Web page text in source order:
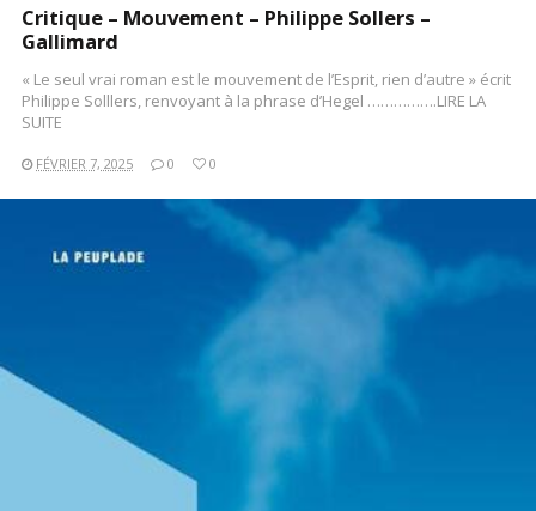
Critique – Mouvement – Philippe Sollers –
Gallimard
« Le seul vrai roman est le mouvement de l’Esprit, rien d’autre » écrit
Philippe Solllers, renvoyant à la phrase d’Hegel …………….LIRE LA
SUITE
FÉVRIER 7, 2025 0 0